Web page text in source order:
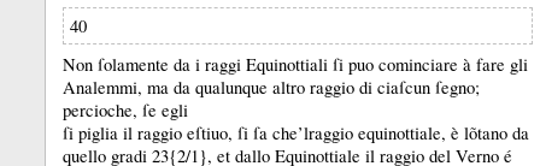
40
Non ſolamente da i raggi Equinottiali ſi puo cominciare à fare gli
Analemmi, ma da qualunque altro raggio di ciaſcun ſegno;
percioche, ſe egli
ſi piglia il raggio eſtiuo, ſi ſa che’lraggio equinottiale, è lõtano da
quello gradi 23{2/1}, et dallo Equinottiale il raggio del Verno é